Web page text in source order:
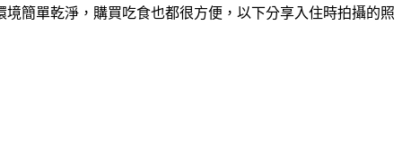
簡單乾淨，購買吃食也都很方便，以下分享入住時拍攝的照